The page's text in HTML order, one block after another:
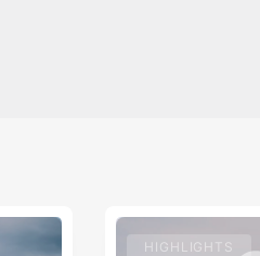
HIGHLIGHTS